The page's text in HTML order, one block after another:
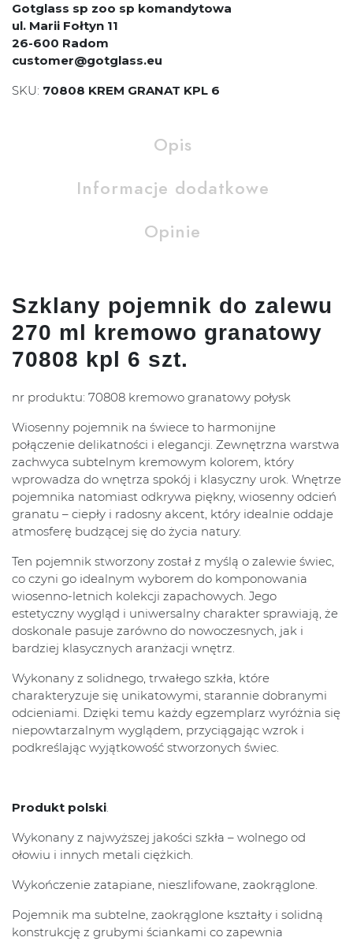
Gotglass sp zoo sp komandytowa
ul. Marii Fołtyn 11
26-600 Radom
customer@gotglass.eu
SKU: 70808 KREM GRANAT KPL 6
Opis
Informacje dodatkowe
Opinie
Szklany pojemnik do zalewu
270 ml kremowo granatowy
70808 kpl 6 szt.
nr produktu: 70808 kremowo granatowy połysk
Wiosenny pojemnik na świece to harmonijne
połączenie delikatności i elegancji. Zewnętrzna warstwa
zachwyca subtelnym kremowym kolorem, który
wprowadza do wnętrza spokój i klasyczny urok. Wnętrze
pojemnika natomiast odkrywa piękny, wiosenny odcień
granatu – ciepły i radosny akcent, który idealnie oddaje
atmosferę budzącej się do życia natury.
Ten pojemnik stworzony został z myślą o zalewie świec,
co czyni go idealnym wyborem do komponowania
wiosenno-letnich kolekcji zapachowych. Jego
estetyczny wygląd i uniwersalny charakter sprawiają, że
doskonale pasuje zarówno do nowoczesnych, jak i
bardziej klasycznych aranżacji wnętrz.
Wykonany z solidnego, trwałego szkła, które
charakteryzuje się unikatowymi, starannie dobranymi
odcieniami. Dzięki temu każdy egzemplarz wyróżnia się
niepowtarzalnym wyglądem, przyciągając wzrok i
podkreślając wyjątkowość stworzonych świec.
Produkt polski.
Wykonany z najwyższej jakości szkła – wolnego od
ołowiu i innych metali ciężkich.
Wykończenie zatapiane, nieszlifowane, zaokrąglone.
Pojemnik ma subtelne, zaokrąglone kształty i solidną
konstrukcję z grubymi ściankami co zapewnia